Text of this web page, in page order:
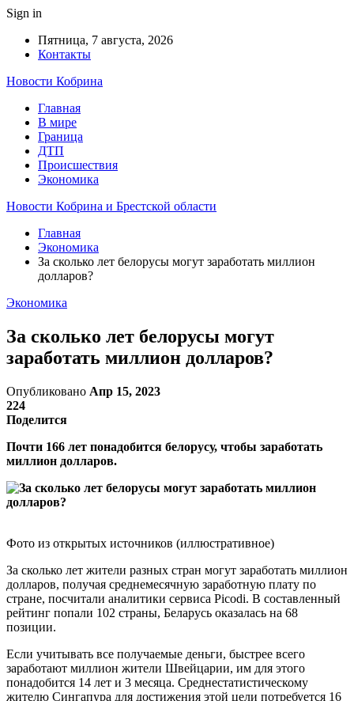
Sign in
Пятница, 7 августа, 2026
Контакты
Новости Кобрина
Главная
В мире
Граница
ДТП
Происшествия
Экономика
Новости Кобрина и Брестской области
Главная
Экономика
За сколько лет белорусы могут заработать миллион
долларов?
Экономика
За сколько лет белорусы могут
заработать миллион долларов?
Опубликовано Апр 15, 2023
224
Поделится
Почти 166 лет понадобится белорусу, чтобы заработать
миллион долларов.
Фото из открытых источников (иллюстративное)
За сколько лет жители разных стран могут заработать миллион
долларов, получая среднемесячную заработную плату по
стране, посчитали аналитики сервиса Picodi. В составленный
рейтинг попали 102 страны, Беларусь оказалась на 68
позиции.
Если учитывать все получаемые деньги, быстрее всего
заработают миллион жители Швейцарии, им для этого
понадобится 14 лет и 3 месяца. Среднестатистическому
жителю Сингапура для достижения этой цели потребуется 16